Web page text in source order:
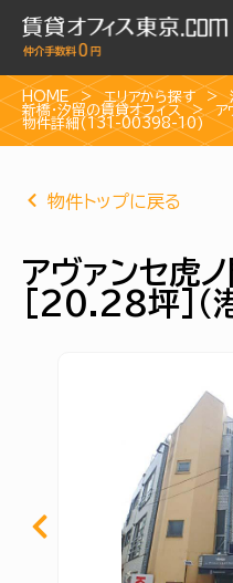
HOME エリアから探す
新橋・汐留の賃貸オフィス
ア
物件詳細(131-00398-10)
物件トップに戻る
アヴァンセ虎
[20.28坪]（